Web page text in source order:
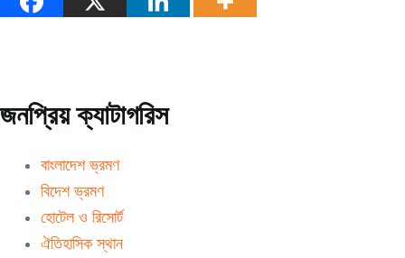
জনপ্রিয় ক্যাটাগরিস
বাংলাদেশ ভ্রমণ
বিদেশ ভ্রমণ
হোটেল ও রিসোর্ট
ঐতিহাসিক স্থান